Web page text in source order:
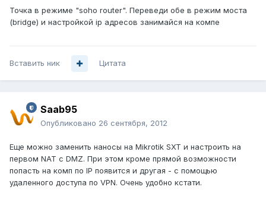
Точка в режиме "soho router". Переведи обе в режим моста
(bridge) и настройкой ip адресов занимайся на компе
Вставить ник Цитата
Saab95
Опубликовано 26 сентября, 2012
Еще можно заменить наносы на Mikrotik SXT и настроить на
первом NAT с DMZ. При этом кроме прямой возможности
попасть на комп по IP появится и другая - с помощью
удаленного доступа по VPN. Очень удобно кстати.